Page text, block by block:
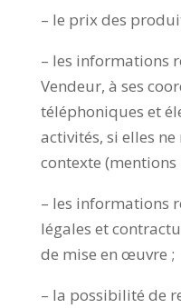
– le prix des
– les informations
Vendeur, à ses
téléphoniques et
activités, si elles
contexte (mentions
– les informations
légales et
de mise en œuvre ;
– la possibilité de